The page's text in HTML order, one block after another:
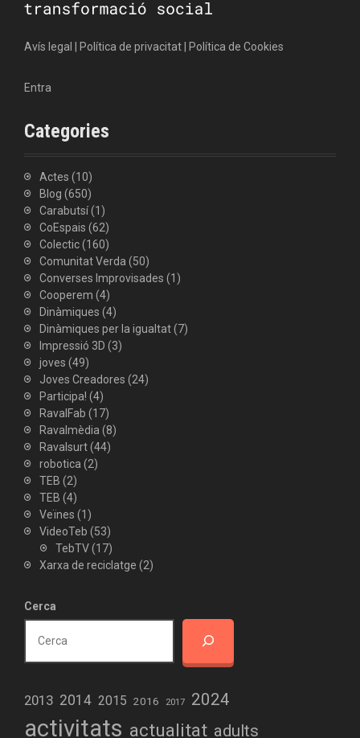
Avís legal | Política de privacitat| Política de Cookies
Entra
Categories
Actes (10)
Blog (650)
Carabutsí(1)
CoEspais (62)
Colectic(160)
Comunitat Verda (50)
Converses Improvisades (1)
Cooperem (4)
Dinàmiques (4)
Dinàmiques per la igualtat(7)
Impressió 3D (3)
joves (49)
Joves Creadores (24)
Participa! (4)
RavalFab (17)
Ravalmèdia (8)
Ravalsurt(44)
robotica (2)
TEB (2)
TEB (4)
Veïnes (1)
VideoTeb (53)
TebTV(17)
Xarxa de reciclatge (2)
Cerca
2013 2014 2015 2016 2017 2024
activitats actualitat adults